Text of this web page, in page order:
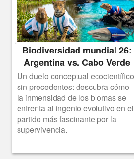
Biodiversidad mundial 26:
Argentina vs. Cabo Verde
Un duelo conceptual ecocientífico
sin precedentes: descubra cómo
la inmensidad de los biomas se
enfrenta al ingenio evolutivo en el
partido más fascinante por la
supervivencia.